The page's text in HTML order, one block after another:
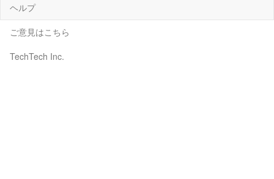
ヘルプ
ご意見はこちら
TechTech Inc.